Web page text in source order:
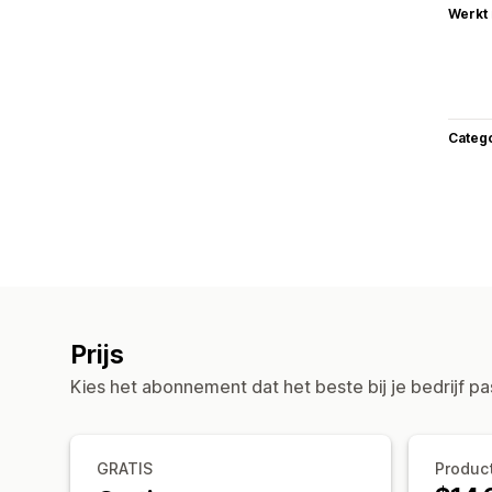
Werkt
Prijs
Kies het abonnement dat het beste bij je bedrijf
GRATIS